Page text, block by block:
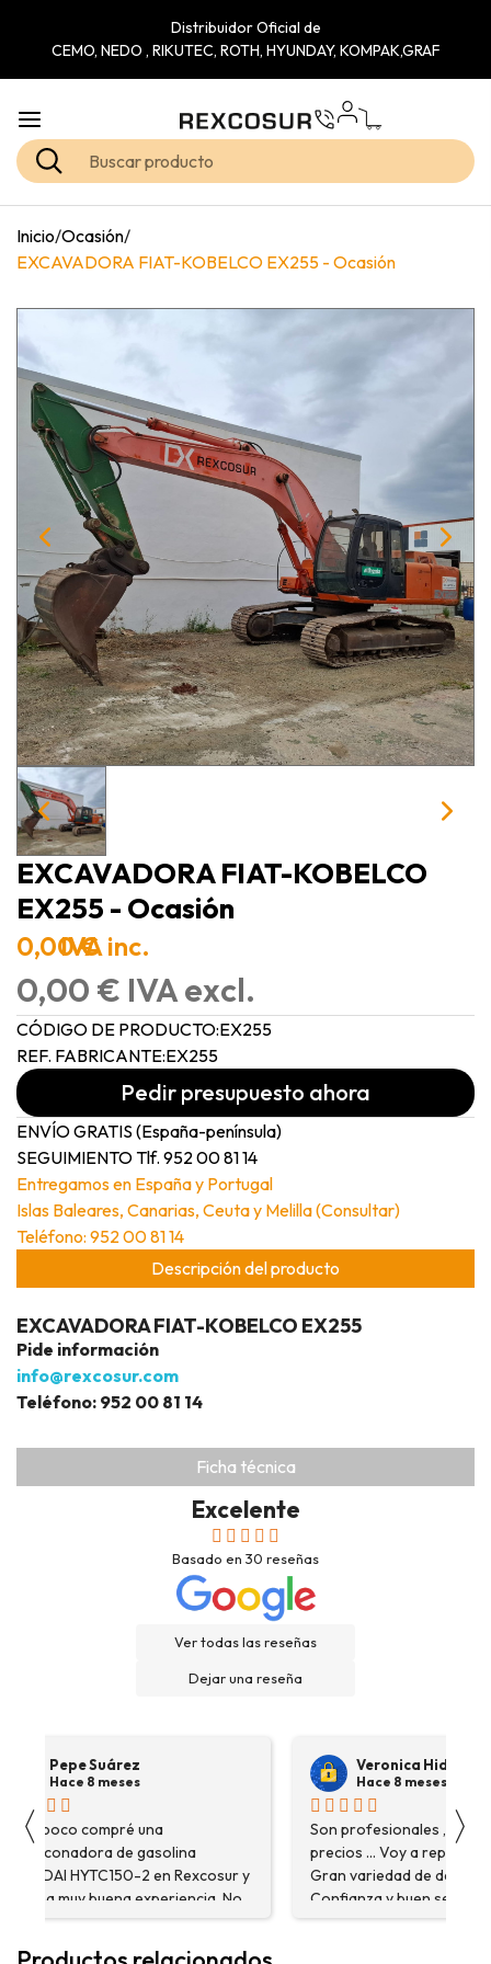
Distribuidor Oficial de
CEMO, NEDO , RIKUTEC, ROTH, HYUNDAY, KOMPAK,GRAF
Inicio/Ocasión/
EXCAVADORA FIAT-KOBELCO EX255 - Ocasión
EXCAVADORA FIAT-KOBELCO
EX255 - Ocasión
0,00 €IVA inc.
0,00 € IVA excl.
CÓDIGO DE PRODUCTO:EX255
REF. FABRICANTE:EX255
Pedir presupuesto ahora
ENVÍO GRATIS (España-península)
SEGUIMIENTO Tlf. 952 00 81 14
Entregamos en España y Portugal
Islas Baleares, Canarias, Ceuta y Melilla (Consultar)
Teléfono: 952 00 81 14
Descripción del producto
Ficha técnica
EXCAVADORA FIAT-KOBELCO EX255
Pide información
info@rexcosur.com
Teléfono: 952 00 81 14
Excelente
Basado en 30 reseñas
Ver todas las reseñas
Dejar una reseña
〈
Pepe Suárez
Hace 8 meses
Hace poco compré una
destoconadora de gasolina
HYUNDAI HYTC150-2 en Rexcosur y
fue una muy buena experiencia. No
solo me encontré el producto que
Veronica Hidalgo
Hace 8 meses
Son profesionales ,
precios ... Voy a repetir
Gran variedad de
Confianza y buen servicio.
〉